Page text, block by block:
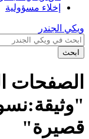
إخلاء مسؤولية
ويكي الجندر
ابحث
الصفحات
قصيرة"